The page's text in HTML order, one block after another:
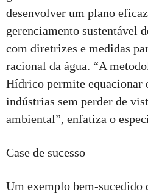
desenvolver um plano
gerenciamento sustentável
com diretrizes e medidas
racional da água. “A
Hídrico permite equacionar
indústrias sem perder de
ambiental”, enfatiza o
Case de sucesso
Um exemplo bem-sucedido